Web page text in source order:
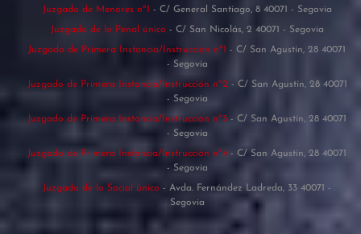
Juzgado de Menores nº1 - C/ General Santiago, 8 40071 - Segovia
Juzgado de lo Penal único - C/ San Nicolás, 2 40071 - Segovia
Juzgado de Primera Instancia/Instrucción nº1 - C/ San Agustín, 28 40071
- Segovia
Juzgado de Primera Instancia/Instrucción nº2 - C/ San Agustín, 28 40071
- Segovia
Juzgado de Primera Instancia/Instrucción nº3 - C/ San Agustín, 28 40071
- Segovia
Juzgado de Primera Instancia/Instrucción nº4 - C/ San Agustín, 28 40071
- Segovia
Juzgado de lo Social único - Avda. Fernández Ladreda, 33 40071 -
Segovia